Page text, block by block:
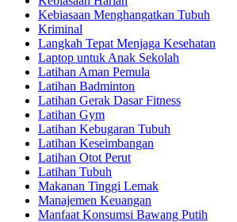
Kebiasaan Menghangatkan Tubuh
Kriminal
Langkah Tepat Menjaga Kesehatan
Laptop untuk Anak Sekolah
Latihan Aman Pemula
Latihan Badminton
Latihan Gerak Dasar Fitness
Latihan Gym
Latihan Kebugaran Tubuh
Latihan Keseimbangan
Latihan Otot Perut
Latihan Tubuh
Makanan Tinggi Lemak
Manajemen Keuangan
Manfaat Konsumsi Bawang Putih